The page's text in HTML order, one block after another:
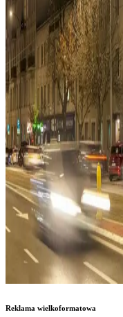
Reklama wielkoformatowa